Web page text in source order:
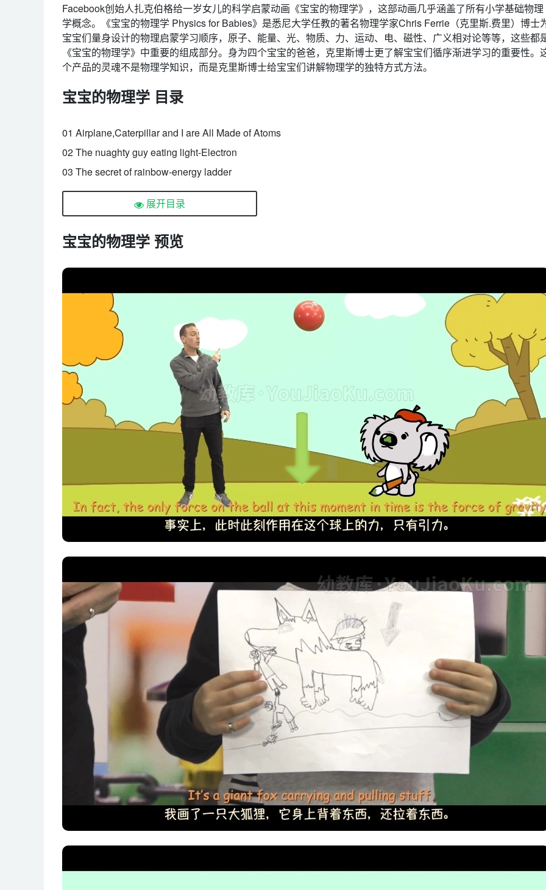
Facebook创始人扎克伯格给一岁女儿的科学启蒙动画《宝宝的物理学》，这部动画几乎涵盖了所有小学基础物理
学概念。《宝宝的物理学 Physics for Babies》是悉尼大学任教的著名物理学家Chris Ferrie（克里斯.费里）博士
宝宝们量身设计的物理启蒙学习顺序，原子、能量、光、物质、力、运动、电、磁性、广义相对论等等，这些都
《宝宝的物理学》中重要的组成部分。身为四个宝宝的爸爸，克里斯博士更了解宝宝们循序渐进学习的重要性。
个产品的灵魂不是物理学知识，而是克里斯博士给宝宝们讲解物理学的独特方式方法。
宝宝的物理学 目录
01 Airplane,Caterpillar and I are All Made of Atoms
02 The nuaghty guy eating light-Electron
03 The secret of rainbow-energy ladder
04 Little energy warrior-photon
05 Let’s play the energy circle game together
07 Photon’s magical quality-hide and seek!
08 Kids,you are a super wave!
10 The Energy Warrior Hiding Inside the Dominoes!
11 Track the energy warriors!
12 The secret of swings
13 Energy warrior’s mysterious helper!
14 Force Master’s Magical Bridge
15 Find the direction of the force bridge
16 Where will the naughty puppy go_
17 Who was Sir lsaac Newton
18 Energy warriors who couldn’t stop!
19 Who’s blocking my way
20 Newton’s First Law of Motion
21 Feather and rock,they touch the ground at the same time!
22 Newton’s mathematics secret code!
23 Mengmeng’s happiness=eating eucalyptus leaves sleeping!
24 Who is pushing me_!
25 I’m pulling the earth from space!
26 When Newton met the apple!
27 What’s in a rainbow
28 Who’s the rainbow master
29 Stop,light!
30 Mirror mirror on the wall!
31 Who broke my straw
32 The colors that can bend!
33 We all own our special rainbows!
34 I want to predict when would dad punish me.
35 Why does mum always think my room messy
36 Little energy warrior-photon!
37 Energy warriors,stop running about!
38 Where do energy warriors like to go
39 Let’s beat entropy together!
展开目录
宝宝的物理学 预览